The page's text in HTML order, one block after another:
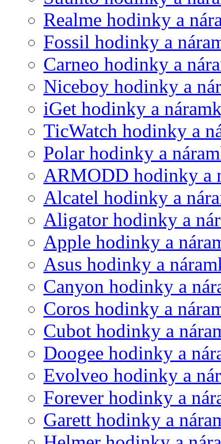
Realme hodinky a
Fossil hodinky a
Carneo hodinky a
Niceboy hodinky a
iGet hodinky a
TicWatch hodinky a
Polar hodinky a
ARMODD hodinky a
Alcatel hodinky a
Aligator hodinky a
Apple hodinky a
Asus hodinky a
Canyon hodinky a
Coros hodinky a
Cubot hodinky a
Doogee hodinky a
Evolveo hodinky a
Forever hodinky a
Garett hodinky a